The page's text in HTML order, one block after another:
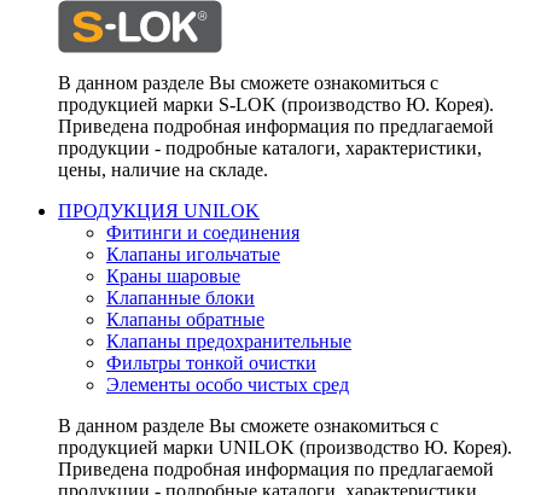
В данном разделе Вы сможете ознакомиться с
продукцией марки S-LOK (производство Ю. Корея).
Приведена подробная информация по предлагаемой
продукции - подробные каталоги, характеристики,
цены, наличие на складе.
ПРОДУКЦИЯ UNILOK
Фитинги и соединения
Клапаны игольчатые
Краны шаровые
Клапанные блоки
Клапаны обратные
Клапаны предохранительные
Фильтры тонкой очистки
Элементы особо чистых сред
В данном разделе Вы сможете ознакомиться с
продукцией марки UNILOK (производство Ю. Корея).
Приведена подробная информация по предлагаемой
продукции - подробные каталоги, характеристики,